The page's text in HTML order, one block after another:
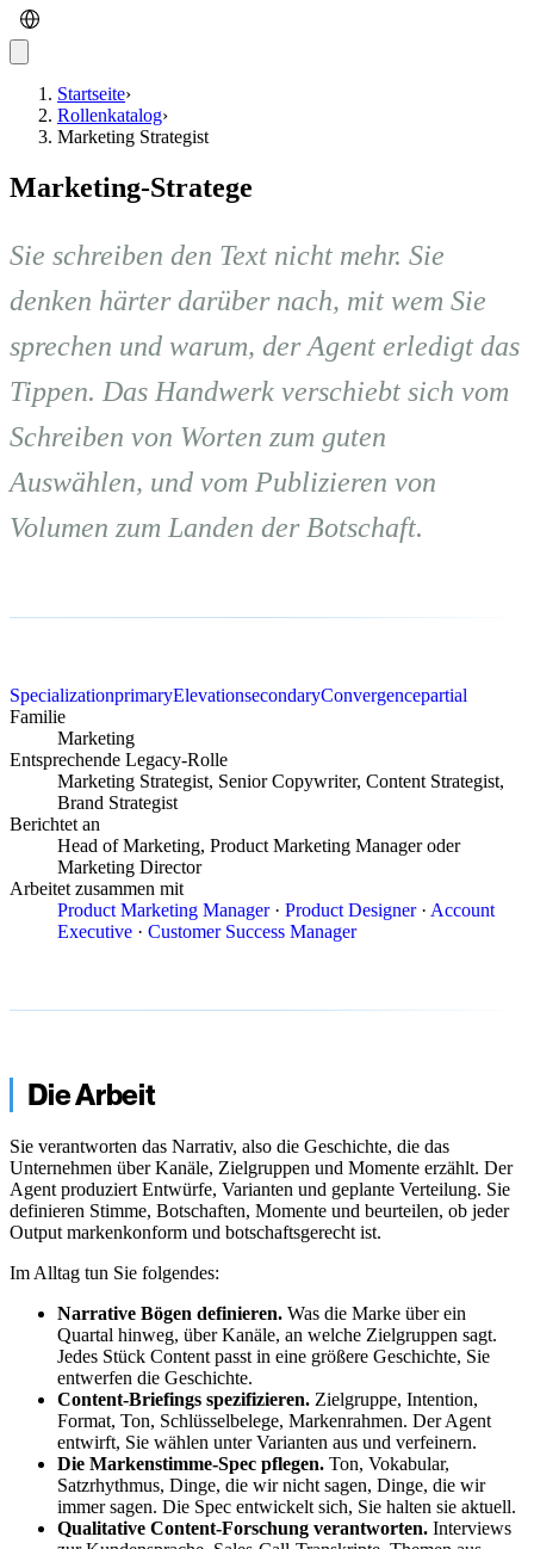
Startseite›
Rollenkatalog›
Marketing Strategist
Marketing-Stratege
Sie schreiben den Text nicht mehr. Sie
denken härter darüber nach, mit wem Sie
sprechen und warum, der Agent erledigt das
Tippen. Das Handwerk verschiebt sich vom
Schreiben von Worten zum guten
Auswählen, und vom Publizieren von
Volumen zum Landen der Botschaft.
SpecializationprimaryElevationsecondaryConvergencepartial
Familie
Marketing
Entsprechende Legacy-Rolle
Marketing Strategist, Senior Copywriter, Content Strategist,
Brand Strategist
Berichtet an
Head of Marketing, Product Marketing Manager oder
Marketing Director
Arbeitet zusammen mit
Product Marketing Manager· Product Designer· Account
Executive · Customer Success Manager
Die Arbeit
Sie verantworten das Narrativ, also die Geschichte, die das
Unternehmen über Kanäle, Zielgruppen und Momente erzählt. Der
Agent produziert Entwürfe, Varianten und geplante Verteilung. Sie
definieren Stimme, Botschaften, Momente und beurteilen, ob jeder
Output markenkonform und botschaftsgerecht ist.
Im Alltag tun Sie folgendes:
Narrative Bögen definieren. Was die Marke über ein
Quartal hinweg, über Kanäle, an welche Zielgruppen sagt.
Jedes Stück Content passt in eine größere Geschichte, Sie
entwerfen die Geschichte.
Content-Briefings spezifizieren. Zielgruppe, Intention,
Format, Ton, Schlüsselbelege, Markenrahmen. Der Agent
entwirft, Sie wählen unter Varianten aus und verfeinern.
Die Markenstimme-Spec pflegen. Ton, Vokabular,
Satzrhythmus, Dinge, die wir nicht sagen, Dinge, die wir
immer sagen. Die Spec entwickelt sich, Sie halten sie aktuell.
Qualitative Content-Forschung verantworten. Interviews